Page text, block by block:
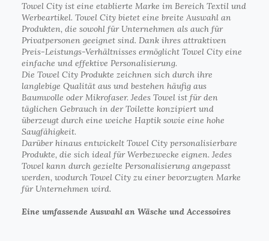
Towel City ist eine etablierte Marke im Bereich Textil und
Werbeartikel. Towel City bietet eine breite Auswahl an
Produkten, die sowohl für Unternehmen als auch für
Privatpersonen geeignet sind. Dank ihres attraktiven
Preis-Leistungs-Verhältnisses ermöglicht Towel City eine
einfache und effektive Personalisierung.
Die Towel City Produkte zeichnen sich durch ihre
langlebige Qualität aus und bestehen häufig aus
Baumwolle oder Mikrofaser. Jedes Towel ist für den
täglichen Gebrauch in der Toilette konzipiert und
überzeugt durch eine weiche Haptik sowie eine hohe
Saugfähigkeit.
Darüber hinaus entwickelt Towel City personalisierbare
Produkte, die sich ideal für Werbezwecke eignen. Jedes
Towel kann durch gezielte Personalisierung angepasst
werden, wodurch Towel City zu einer bevorzugten Marke
für Unternehmen wird.
Eine umfassende Auswahl an Wäsche und Accessoires